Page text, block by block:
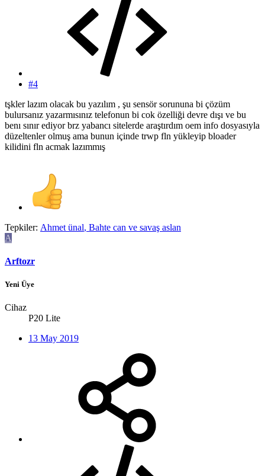
#4
tşkler lazım olacak bu yazılım , şu sensör sorununa bi çözüm
bulursanız yazarmısınız telefonun bi cok özelliği devre dışı ve bu
benı sınır ediyor brz yabancı sitelerde araştırdım oem info dosyasıyla
düzeltenler olmuş ama bunun içinde trwp fln yükleyip bloader
kilidini fln acmak lazımmış
Tepkiler: Ahmet ünal, Bahte can ve savaş aslan
A
Arftozr
Yeni Üye
Cihaz
P20 Lite
13 May 2019